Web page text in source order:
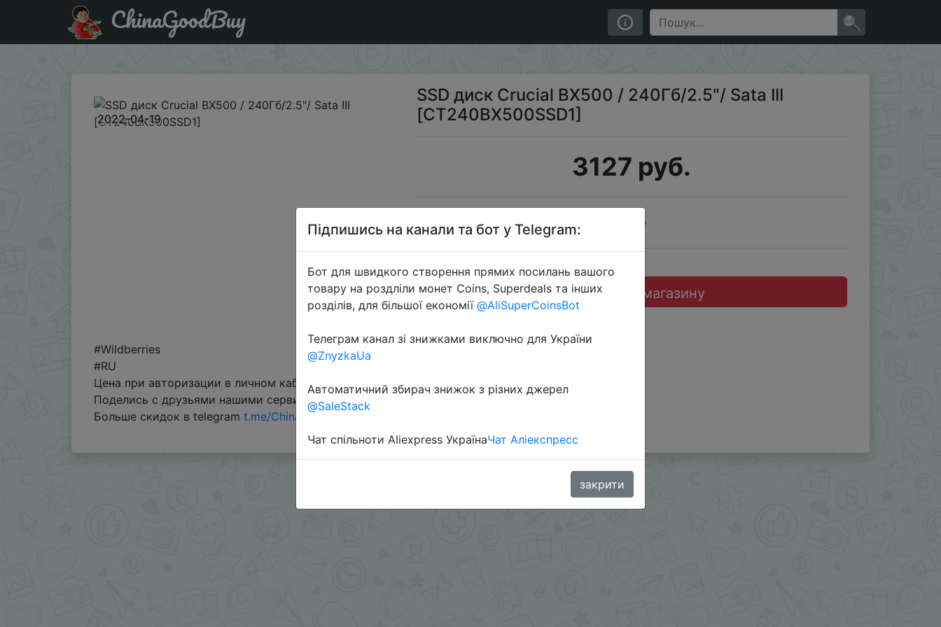
Акція на SSD диск Crucial BX500 / 240Гб/2.5"/ Sata III [CT240BX500SSD1]
ChinaGoodBuy
2022-04-19
SSD диск Crucial BX500 / 240Гб/2.5"/ Sata III
[CT240BX500SSD1]
3127 руб.
Sale
Перейти до магазину
#Wildberries
#RU
Цена при авторизации в личном кабинете.
Поделись с друзьями нашими сервисами - @SKIDKOVOZ
Больше скидок в telegram t.me/ChinaGoodBuy
Підпишись на канали та бот у Telegram:
Бот для швидкого створення прямих посилань вашого
товару на роздліли монет Coins, Superdeals та інших
розділів, для більшої економії @AliSuperCoinsBot
Телеграм канал зі знижками виключно для України
@ZnyzkaUa
Автоматичний збирач знижок з різних джерел
@SaleStack
Чат спільноти Aliexpress УкраїнаЧат Аліекспресс
закрити